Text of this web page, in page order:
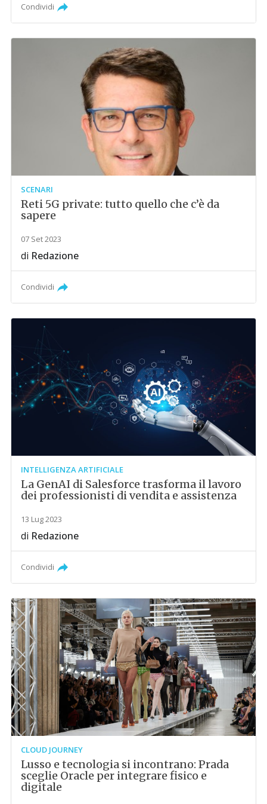
Condividi
SCENARI
Reti 5G private: tutto quello che c’è da
sapere
07 Set 2023
di Redazione
Condividi
INTELLIGENZA ARTIFICIALE
La GenAI di Salesforce trasforma il lavoro
dei professionisti di vendita e assistenza
13 Lug 2023
di Redazione
Condividi
CLOUD JOURNEY
Lusso e tecnologia si incontrano: Prada
sceglie Oracle per integrare fisico e
digitale